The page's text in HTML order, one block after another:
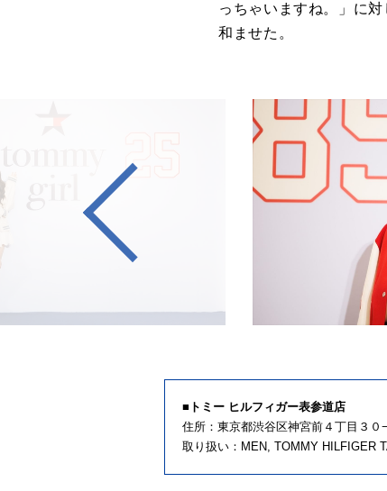
っちゃいますね。」に
和ませた。
■トミー ヒルフィガー表参道店
住所：東京都渋谷区神宮前４丁目３
取り扱い：MEN, TOMMY HILFIGER